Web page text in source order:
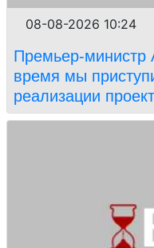
08-08-2026 10:24
Премьер-
время мы
реализации